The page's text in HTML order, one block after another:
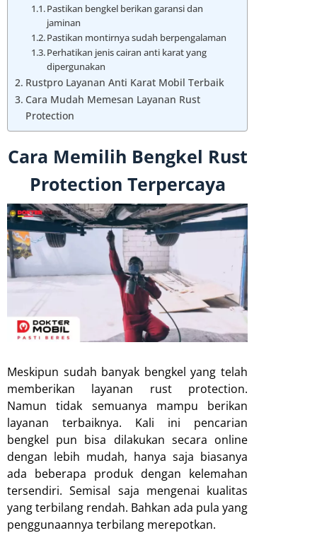
Pastikan bengkel berikan garansi dan
jaminan
Pastikan montirnya sudah berpengalaman
Perhatikan jenis cairan anti karat yang
dipergunakan
Rustpro Layanan Anti Karat Mobil Terbaik
Cara Mudah Memesan Layanan Rust
Protection
Cara Memilih Bengkel Rust
Protection Terpercaya
Meskipun sudah banyak bengkel yang telah
memberikan layanan rust protection.
Namun tidak semuanya mampu berikan
layanan terbaiknya. Kali ini pencarian
bengkel pun bisa dilakukan secara online
dengan lebih mudah, hanya saja biasanya
ada beberapa produk dengan kelemahan
tersendiri. Semisal saja mengenai kualitas
yang terbilang rendah. Bahkan ada pula yang
penggunaannya terbilang merepotkan.